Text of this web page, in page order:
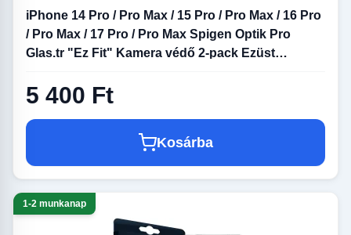
iPhone 14 Pro / Pro Max / 15 Pro / Pro Max / 16 Pro
/ Pro Max / 17 Pro / Pro Max Spigen Optik Pro
Glas.tr "Ez Fit" Kamera védő 2-pack Ezüst
5 400 Ft
Kosárba
1-2 munkanap